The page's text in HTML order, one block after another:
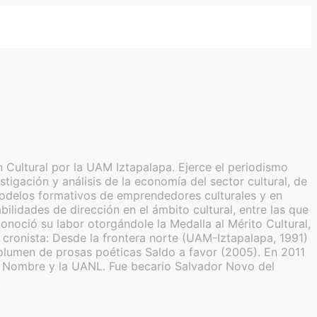
por la UAM Iztapalapa. Ejerce el periodismo
y análisis de la economía del sector cultural, de
formativos de emprendedores culturales y en
de dirección en el ámbito cultural, entre las que
su labor otorgándole la Medalla al Mérito Cultural,
Desde la frontera norte (UAM-Iztapalapa, 1991)
de prosas poéticas Saldo a favor (2005). En 2011
y la UANL. Fue becario Salvador Novo del